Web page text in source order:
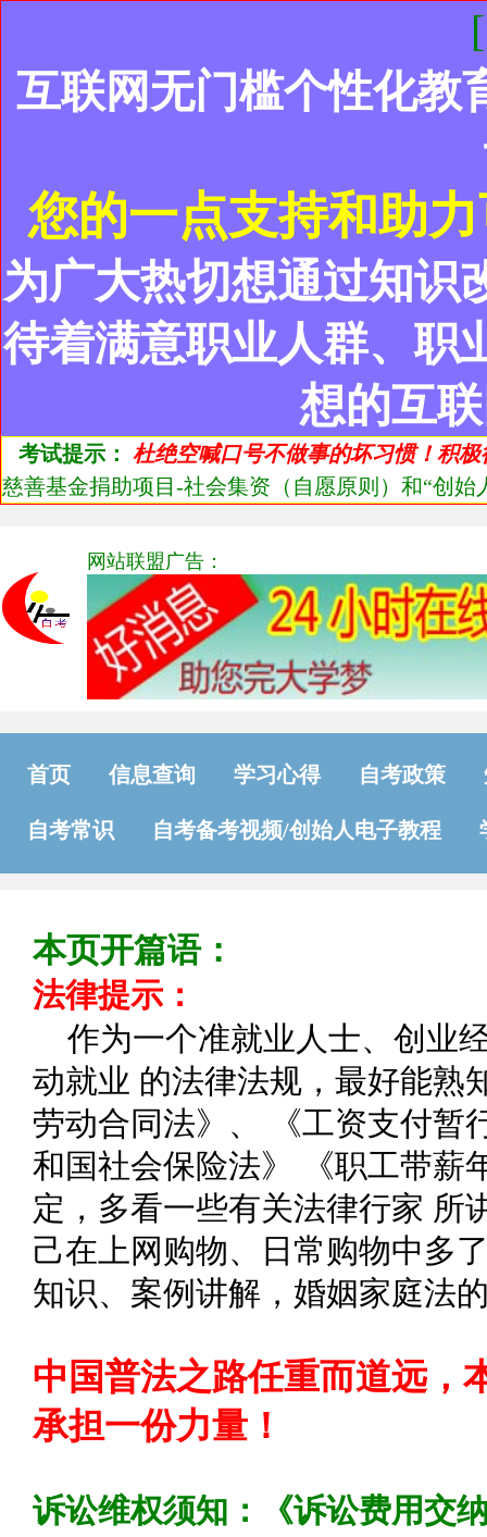
互联网无门槛个性化教
您的一点支持和助
为广大热切想通过知识
待着满意职业人群、职
想的互
考试提示： 杜绝空喊口号不做事的坏习惯！积
慈善基金捐助项目-社会集资（自愿原则）和“创
网站联盟广告：
首页 信息查询 学习心得 自考政策
自考常识 自考备考视频/创始人电子教程
本页开篇语：
法律提示：
作为一个准就业人士、创业
动就业 的法律法规，最好能熟
劳动合同法》、 《工资支付暂
和国社会保险法》 《职工带薪
定，多看一些有关法律行家 所
己在上网购物、日常购物中多
知识、案例讲解，婚姻家庭法
中国普法之路任重而道远，
承担一份力量！
诉讼维权须知：《诉讼费用交